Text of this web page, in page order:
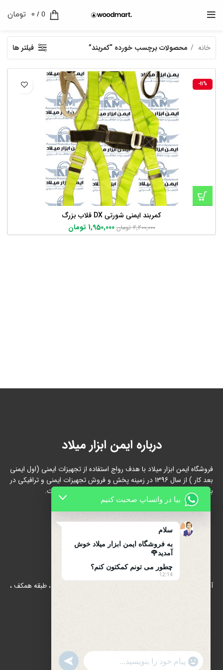
0
/
0 تومان
خانه محصولات برچسب خورده “کمربند” فیلتر ها
-11%
کمربند ایمنی شورتی DX قلاب بزرگ
2,200,000 تومان 1,950,000 تومان
درباره ایمن ابزار میلاد
فروشگاه ایمن ابزار میلاد با هدف رواج استفاده از تجهیزات ایمنی (اول ایمنی
بعد کار ) از سال 1396 در زمینه پخش و فروش تجهیزات ایمنی و ترافیکی در
بازار شاد آباد ( بازار آهن ) تهران شروع به فعالیت نموده است.
تماس با ما
آدرس : بازار آهن شادآباد ، مجتمع 17 شهریور ، بلوک B/الف ، طبقه همکف ،
تلفن همراه : 09122139279
بیا در واتساپ صحبت کنیم
سلام
به فروشگاه ایمن ابزار میلاد خوش
آمدید🌹
چطور می تونم کمکتون کنم؟
12:14
"+CHATY_SETTINGS.LANG.EMOJI_PICKER+"
WhatsApp
UNDEFINED